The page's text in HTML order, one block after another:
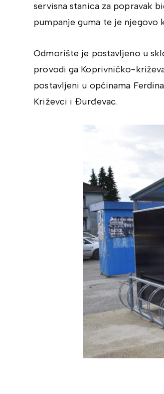
servisna stanica za popravak
pumpanje guma te je njegovo
Odmorište je postavljeno u
provodi ga Koprivničko-
postavljeni u općinama
Križevci i Đurđevac.